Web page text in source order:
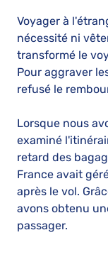
Voyager à
nécessité ni
transformé le
Pour aggraver
refusé le
Lorsque nous
examiné
retard des
France avait
après le vol.
avons obtenu
passager.